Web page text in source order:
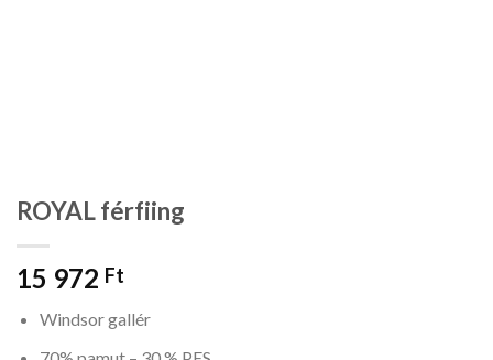
ROYAL férfiing
15 972 Ft
Windsor gallér